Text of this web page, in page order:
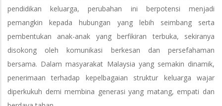
pendidikan keluarga, perubahan ini berpotensi menjadi
pemangkin kepada hubungan yang lebih seimbang serta
pembentukan anak-anak yang berfikiran terbuka, sekiranya
disokong oleh komunikasi berkesan dan persefahaman
bersama. Dalam masyarakat Malaysia yang semakin dinamik,
penerimaan terhadap kepelbagaian struktur keluarga wajar
diperkukuh demi membina generasi yang matang, empati dan